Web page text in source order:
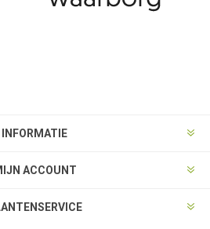
INFORMATIE
ACCOUNT